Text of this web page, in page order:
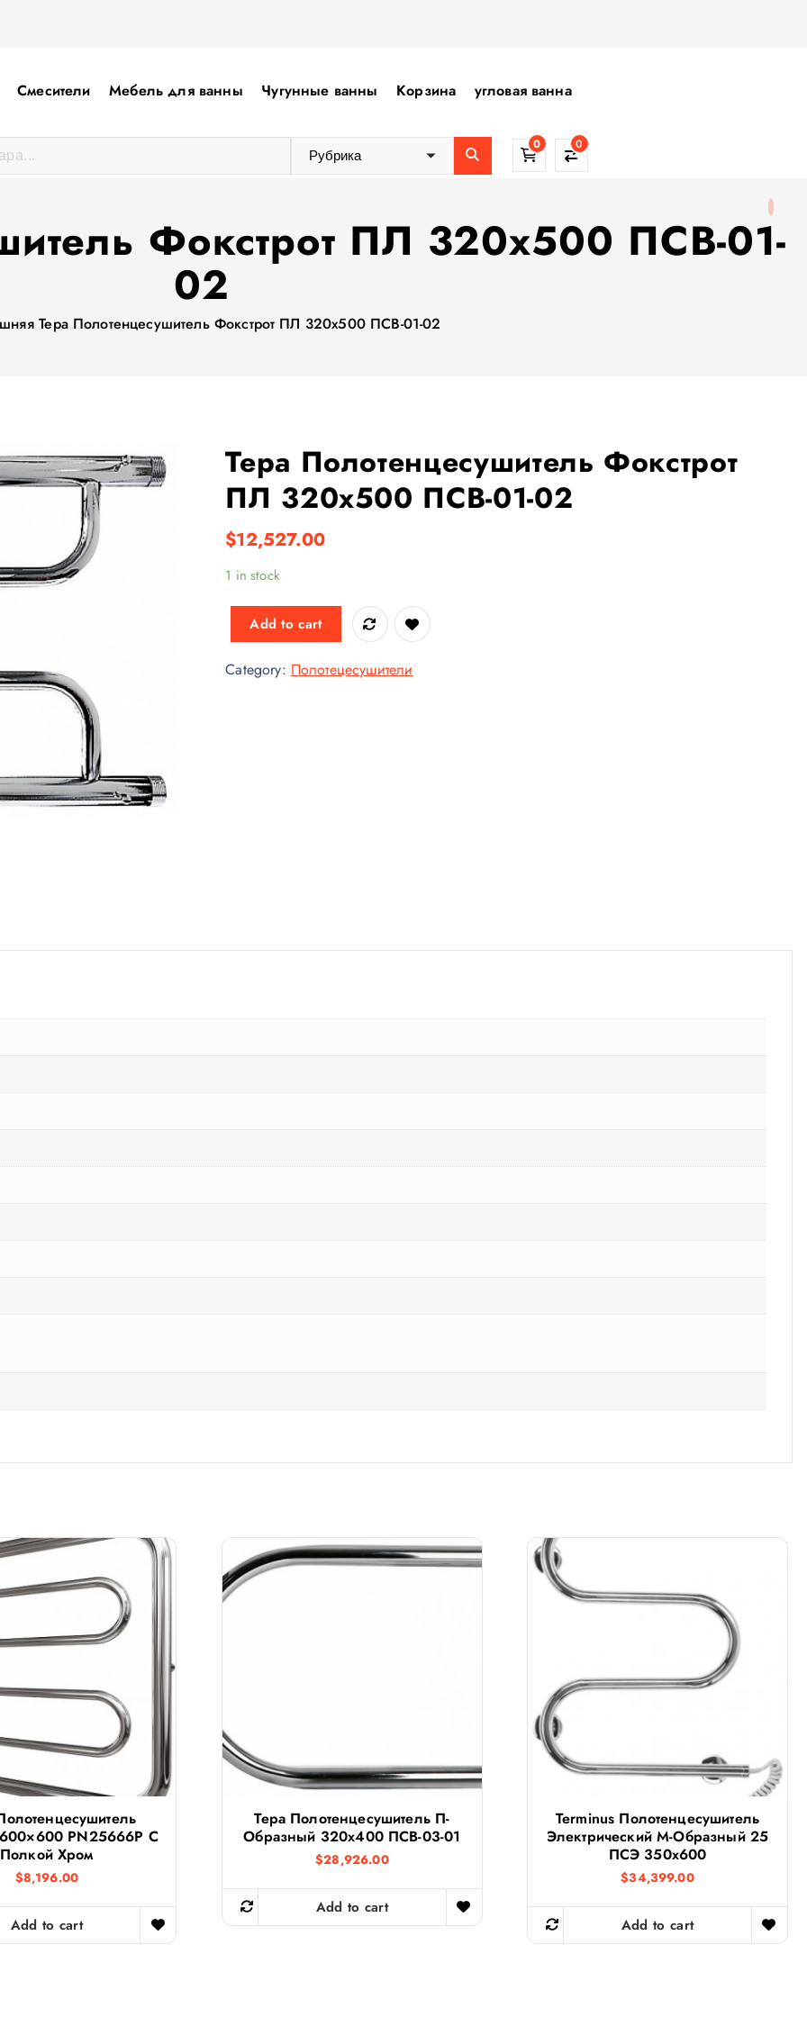
Смесители Мебель для ванны Чугунные ванны Корзина угловая ванна
0 0
Фокстрот ПЛ 320х500 ПСВ-01-
02
Тера Полотенцесушитель Фокстрот ПЛ 320х500 ПСВ-01-02
Тера Полотенцесушитель Фокстрот
ПЛ 320х500 ПСВ-01-02
$12,527.00
1 in stock
Add to cart
Category: Полотецесушители
PN25666P С
Полкой Хром
$8,196.00
Add to cart
Тера Полотенцесушитель П-
Образный 320х400 ПСВ-03-01
$28,926.00
Add to cart
Terminus Полотенцесушитель
Электрический М-Образный 25
ПСЭ 350х600
$34,399.00
Add to cart